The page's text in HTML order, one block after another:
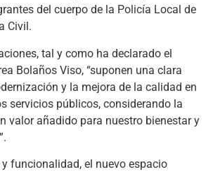
del cuerpo de la Policía Local de
Civil.
tal y como ha declarado el
Bolaños Viso, “suponen una clara
y la mejora de la calidad en
servicios públicos, considerando la
valor añadido para nuestro bienestar y
funcionalidad, el nuevo espacio